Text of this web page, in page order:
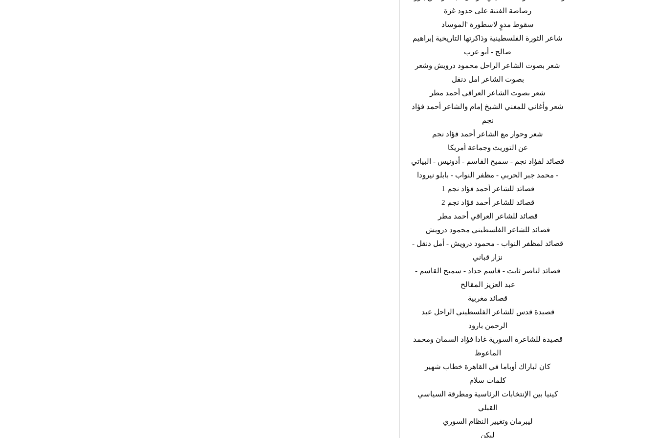
رصاصة الفتنة على حدود غزة
سقوط مدوٍ لاسطورة 'الموساد
شاعر الثورة الفلسطينية وذاكرتها التاريخية إبراهيم
صالح - أبو عرب
شعر بصوت الشاعر الراحل محمود درويش وشعر
بصوت الشاعر امل دنقل
شعر بصوت الشاعر العراقي أحمد مطر
شعر وأغاني للمغني الشيخ إمام والشاعر أحمد فؤاد
نجم
شعر وحوار مع الشاعر أحمد فؤاد نجم
عن التوريث وجماعة أمريكا
قصائد لفؤاد نجم - سميح القاسم - أدونيس - البياتي
- محمد جبر الحربي - مظفر النواب - بابلو نيرودا
قصائد للشاعر أحمد فؤاد نجم 1
قصائد للشاعر أحمد فؤاد نجم 2
قصائد للشاعر العراقي أحمد مطر
قصائد للشاعر الفلسطيني محمود درويش
قصائد لمظفر النواب - محمود درويش - أمل دنقل -
نزار قباني
قصائد لناصر ثابت - قاسم حداد - سميح القاسم -
عبد العزيز المقالح
قصائد مغربية
قصيدة قدس للشاعر الفلسطيني الراحل عبد
الرحمن بارود
قصيدة للشاعرة السورية غادا فؤاد السمان ومحمد
الماعوظ
كان لباراك أوباما في القاهرة خطاب شهير
كلمات سلام
كينيا بين الإنتخابات الرئاسية ومطرقة السياسي
القبلي
ليبرمان وتغيير النظام السوري
ليكن